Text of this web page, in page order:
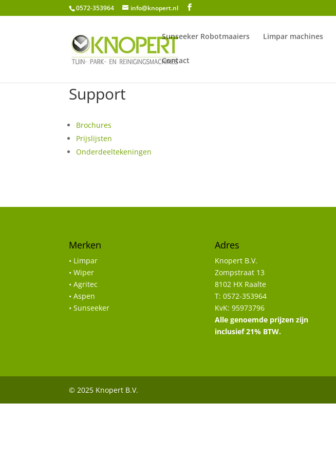
0572-353964 info@knopert.nl
Sunseeker Robotmaaiers Limpar machines
Contact
Support
Brochures
Prijslijsten
Onderdeeltekeningen
Merken
• Limpar
• Wiper
• Agritec
• Aspen
• Sunseeker
Adres
Knopert B.V.
Zompstraat 13
8102 HX Raalte
T: 0572-353964
KvK: 95973796
Alle genoemde prijzen zijn
inclusief 21% BTW.
© 2025 Knopert B.V.